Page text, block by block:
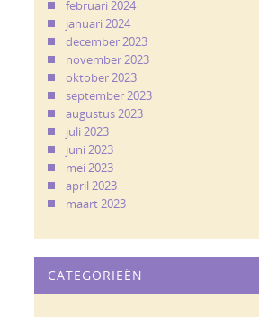
februari 2024
januari 2024
december 2023
november 2023
oktober 2023
september 2023
augustus 2023
juli 2023
juni 2023
mei 2023
april 2023
maart 2023
CATEGORIEËN